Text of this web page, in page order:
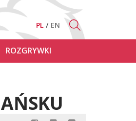
PL EN
ROZGRYWKI